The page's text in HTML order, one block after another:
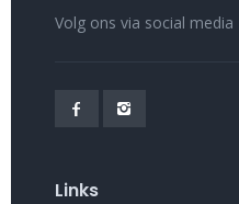
Volg ons via social media
Links